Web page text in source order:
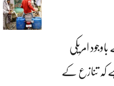
امریکی
کہ تنازع کے